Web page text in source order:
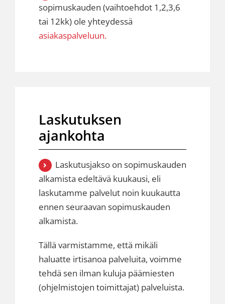
sopimuskauden (vaihtoehdot 1,2,3,6
tai 12kk) ole yhteydessä
asiakaspalveluun.
Laskutuksen
ajankohta
Laskutusjakso on sopimuskauden
alkamista edeltävä kuukausi, eli
laskutamme palvelut noin kuukautta
ennen seuraavan sopimuskauden
alkamista.
Tällä varmistamme, että mikäli
haluatte irtisanoa palveluita, voimme
tehdä sen ilman kuluja päämiesten
(ohjelmistojen toimittajat) palveluista.